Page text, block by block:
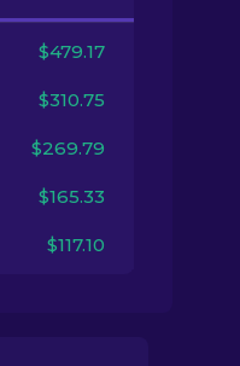
$479.17
$310.75
$269.79
$165.33
$117.10